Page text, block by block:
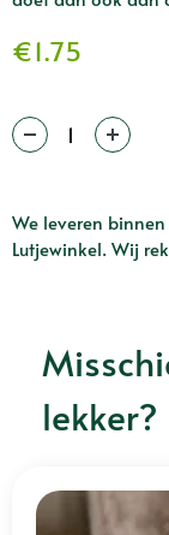
€1.75
We leveren
Lutjewinkel. Wij
lekker?